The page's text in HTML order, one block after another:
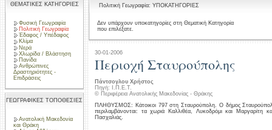
ΘΕΜΑΤΙΚΕΣ ΚΑΤΗΓΟΡΙΕΣ
Φυσική Γεωγραφία
Πολιτική Γεωγραφία
Έδαφος / Υπέδαφος
Κλίμα
Νερά
Χλωρίδα / Βλάστηση
Πανίδα
Ανθρώπινες
Δραστηριότητες -
Επιδράσεις
ΓΕΩΓΡΑΦΙΚΕΣ ΤΟΠΟΘΕΣΙΕΣ
Ανατολική Μακεδονία
και Θράκη
Πολιτική Γεωγραφία: ΥΠΟΚΑΤΗΓΟΡΙΕΣ
Δεν υπάρχουν υποκατηγορίες στη Θεματική Κατηγορία
που επιλέξατε.
30-01-2006
Περιοχή Σταυρούπολης
Πάντσογλου Χρήστος
Πηγή: Ι.Π.Ε.Τ.
© Περιφέρεια Ανατολικής Μακεδονίας - Θράκης
ΠΛΗΘΥΣΜΟΣ: Κάτοικοι 797 στη Σταυρούπολη. Ο δήμος
περιλαμβάνονται: τα χωριά Καλλιθέα, Λυκοδρόμι και
Πασχαλιάς.